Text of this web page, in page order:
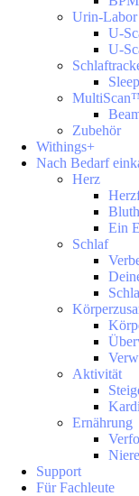
Urin-Labor
U-
U-
Zubehör
Withings+
Nach Bedarf
Herz
Ein
Schlaf
Aktivität
Ernährung
Support
Für Fachleute